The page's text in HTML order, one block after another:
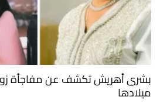
بشرى أهريش تكشف عن مفاجأة
ميلادها